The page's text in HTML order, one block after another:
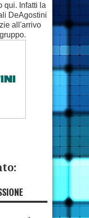
qui. Infatti la
DeAgostini
all'arrivo